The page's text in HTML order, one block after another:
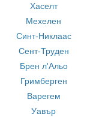
Хаселт
Мехелен
Синт-Никлаас
Сент-Труден
Брен л'Альо
Гримберген
Варегем
Уавър